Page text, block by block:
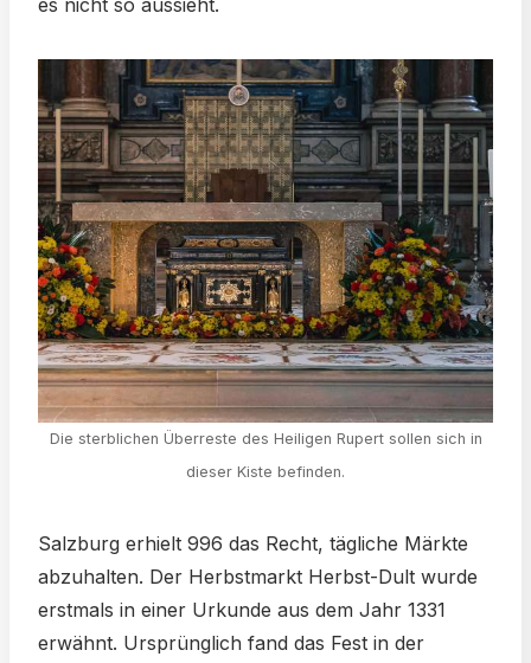
Die sterblichen Überreste des Heiligen Rupert sollen sich in
dieser Kiste befinden.
Salzburg erhielt 996 das Recht, tägliche Märkte
abzuhalten. Der Herbstmarkt Herbst-Dult wurde
erstmals in einer Urkunde aus dem Jahr 1331
erwähnt. Ursprünglich fand das Fest in der